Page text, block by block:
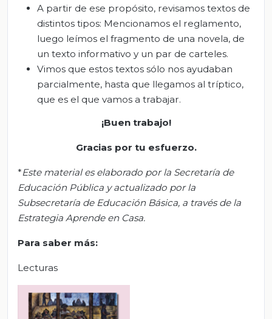
A partir de ese propósito, revisamos textos de
distintos tipos: Mencionamos el reglamento,
luego leímos el fragmento de una novela, de
un texto informativo y un par de carteles.
Vimos que estos textos sólo nos ayudaban
parcialmente, hasta que llegamos al tríptico,
que es el que vamos a trabajar.
¡Buen trabajo!
Gracias por tu esfuerzo.
*Este material es elaborado por la Secretaría de
Educación Pública y actualizado por la
Subsecretaría de Educación Básica, a través de la
Estrategia Aprende en Casa.
Para saber más:
Lecturas